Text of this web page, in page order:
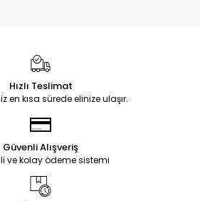
Hızlı Teslimat
en kısa sürede elinize ulaşır.
Güvenli Alışveriş
ve kolay ödeme sistemi